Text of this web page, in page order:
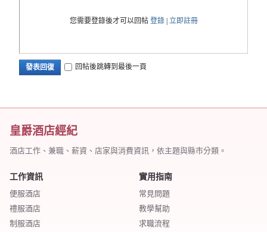
您需要登錄後才可以回帖 登錄| 立即註冊
發表回復 回帖後跳轉到最後一頁
皇爵酒店經紀
酒店工作、兼職、薪資、店家與消費資訊，依主題與縣市分類。
工作資訊
便服酒店
禮服酒店
制服酒店
實用指南
常見問題
教學幫助
求職流程